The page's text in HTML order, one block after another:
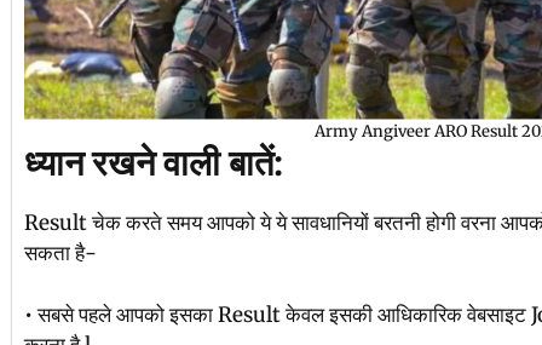
Army Angiveer ARO Result
ध्यान रखने वाली बातें:
Result चेक करते समय आपको ये ये सावधानियों बरतनी होगी वरना
सकता है-
• सबसे पहले आपको इसका Result केवल इसकी आधिकारिक